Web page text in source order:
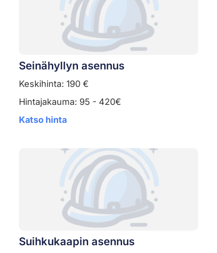
Seinähyllyn asennus
Keskihinta: 190 €
Hintajakauma: 95 - 420€
Katso hinta
Suihkukaapin asennus